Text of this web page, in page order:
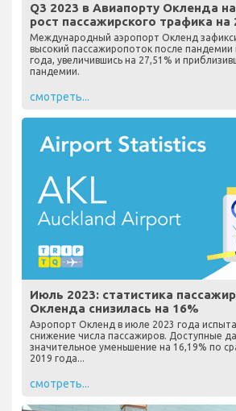
Q3 2023 в Авиапорту Окленда
рост пассажирского трафика на
Международный аэропорт Окленд
высокий пассажиропоток после пандемии
года, увеличившись на 27,51% и
пандемии.
смотреть...
Июль 2023: статистика
Окленда снизилась на 16%
Аэропорт Окленд в июле 2023 года
снижение числа пассажиров. Доступные
значительное уменьшение на 16,19% по
2019 года...
смотреть...